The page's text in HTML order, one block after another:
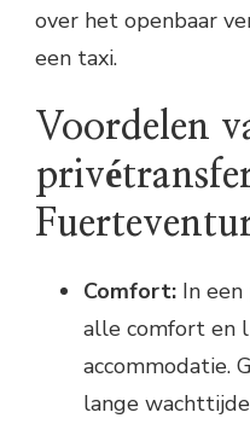
over het openbaar
een taxi.
Voordelen
Comfort: In
alle comfort en
accommodatie.
lange